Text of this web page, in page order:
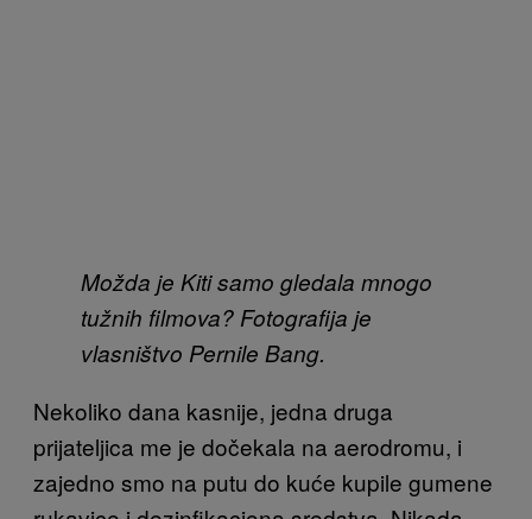
Možda je Kiti samo gledala mnogo
tužnih filmova? Fotografija je
vlasništvo Pernile Bang.
Nekoliko dana kasnije, jedna druga
prijateljica me je dočekala na aerodromu, i
zajedno smo na putu do kuće kupile gumene